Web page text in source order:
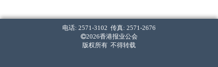
University
电话: 2571-3102 传真: 2571-2676
2026香港报业公会
版权所有 不得转载